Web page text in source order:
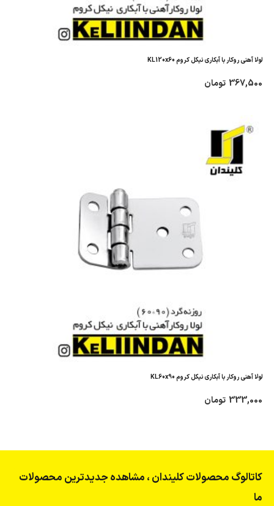
لولا آهنی روکار با آبکاری نیکل کروم KL120x60
367,500 تومان
لولا آهنی روکار با آبکاری نیکل کروم KL60x90
333,000 تومان
کاتالوگ محصولات کلیندان ، مشاهده جدیدترین محصولات
ما